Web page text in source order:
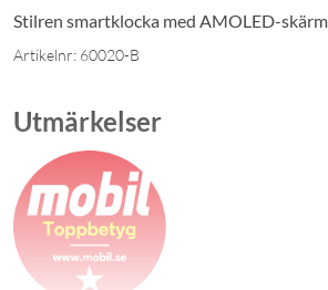
Stilren smartklocka med AMOLED-
Artikelnr: 60020-B
Utmärkelser